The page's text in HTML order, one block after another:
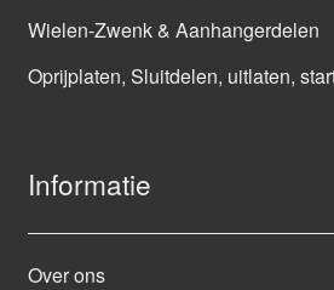
Wielen-Zwenk & Aanhangerdelen
Oprijplaten, Sluitdelen, uitlaten,
Informatie
Over ons